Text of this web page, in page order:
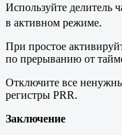
Используйте делитель
в активном режиме.
При простое
по прерыванию от
Отключите все
регистры PRR.
Заключение